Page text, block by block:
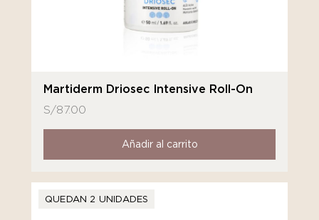
Martiderm Driosec Intensive Roll-On
S/87.00
Añadir al carrito
QUEDAN 2 UNIDADES